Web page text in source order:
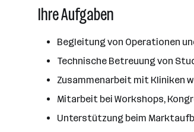
Ihre Aufgaben
Begleitung von Operationen
Technische Betreuung von
Zusammenarbeit mit Kliniken
Mitarbeit bei Workshops,
Unterstützung beim